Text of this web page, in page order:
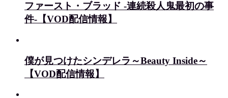
ファースト・ブラッド -連続殺人鬼最初の事
件-【VOD配信情報】
僕が見つけたシンデレラ～Beauty Inside～
【VOD配信情報】